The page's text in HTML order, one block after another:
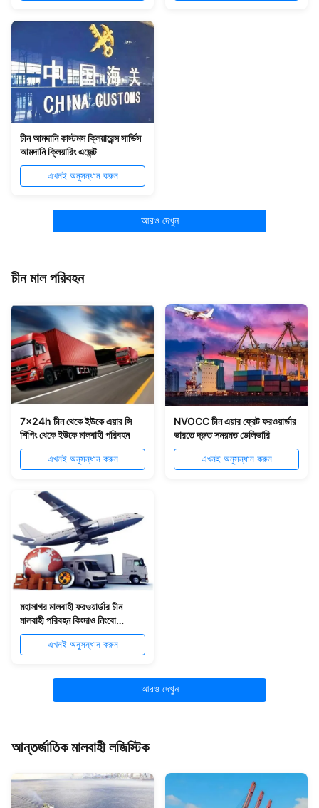
চীন আমদানি কাস্টমস ক্লিয়ারেন্স সার্ভিস
আমদানি ক্লিয়ারিং এজেন্ট
এখনই অনুসন্ধান করুন
আরও দেখুন
চীন মাল পরিবহন
7x24h চীন থেকে ইউকে এয়ার সি
শিপিং থেকে ইউকে মালবাহী পরিবহন
এখনই অনুসন্ধান করুন
NVOCC চীন এয়ার ফ্রেট ফরওয়ার্ডার
ভারতে দ্রুত সময়মত ডেলিভারি
এখনই অনুসন্ধান করুন
মহাসাগর মালবাহী ফরওয়ার্ডার চীন
মালবাহী পরিবহন কিংদাও নিংবো
বিশ্বব্যাপী
এখনই অনুসন্ধান করুন
আরও দেখুন
আন্তর্জাতিক মালবাহী লজিস্টিক